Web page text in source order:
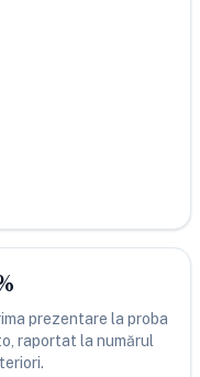
prezentare la proba
raportat la numărul